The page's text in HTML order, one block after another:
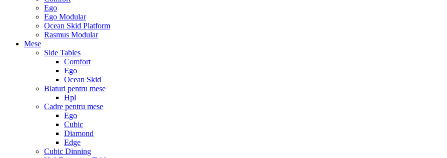
Ego
Ego Modular
Ocean Skid Platform
Rasmus Modular
Mese
Side Tables
Comfort
Ego
Ocean Skid
Blaturi pentru mese
Hpl
Cadre pentru mese
Ego
Cubic
Diamond
Edge
Cubic Dinning